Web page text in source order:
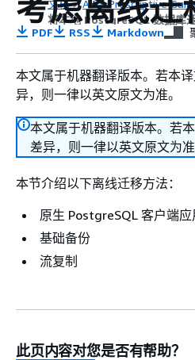
文档
AWS Prescriptive
将本地 PostgreSQL 数据库
考虑离线迁
PDF RSS Markdown
本文属于机器翻译版本。若本
异，则一律以英文原文为准。
本文属于机器翻译版本。若
差异，则一律以英文原文为准
本节介绍以下离线迁移方法：
原生 PostgreSQL 客户端
基础备份
流复制
此页内容对您是否有帮助？